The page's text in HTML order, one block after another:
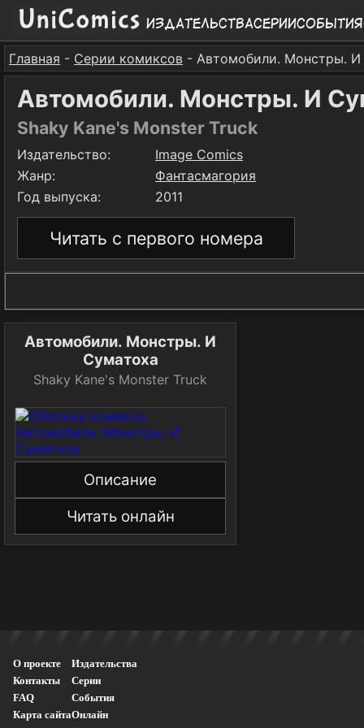
ИздательстваСерииСобытия
Главная - Серии комиксов - Автомобили. Монстры. И
Автомобили. Монстры. И
Shaky Kane's Monster Truck
Издательство:
Image Comics
Жанр:
Фантасмагория
Год выпуска:
2011
Читать с первого номера
Автомобили. Монстры. И
Суматоха
Shaky Kane's Monster Truck
Описание
Читать онлайн
О проекте
Контакты
FAQ
Карта сайта
Издательства
Серии
События
Онлайн